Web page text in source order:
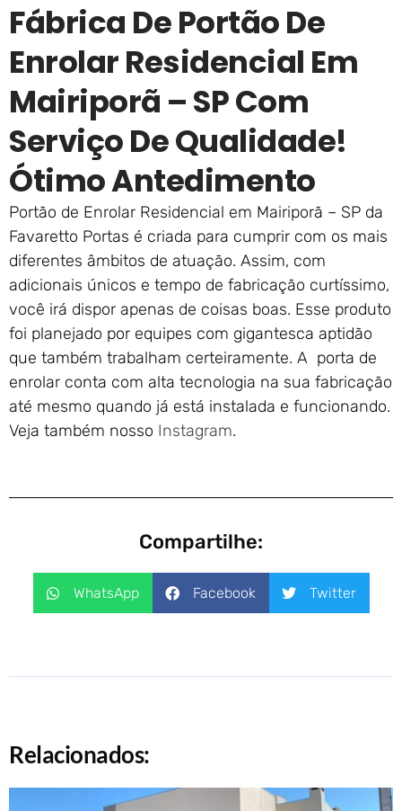
Fábrica De Portão De
Enrolar Residencial Em
Mairiporã – SP Com
Serviço De Qualidade!
Ótimo Antedimento
Portão de Enrolar Residencial em Mairiporã – SP da
Favaretto Portas é criada para cumprir com os mais
diferentes âmbitos de atuação. Assim, com
adicionais únicos e tempo de fabricação curtíssimo,
você irá dispor apenas de coisas boas. Esse produto
foi planejado por equipes com gigantesca aptidão
que também trabalham certeiramente. A porta de
enrolar conta com alta tecnologia na sua fabricação
até mesmo quando já está instalada e funcionando.
Veja também nosso Instagram.
Compartilhe:
WhatsApp Facebook Twitter
Relacionados: